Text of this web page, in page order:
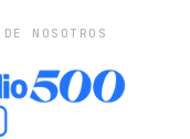
NOSOTROS